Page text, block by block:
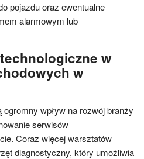
pojazdu oraz ewentualne
alarmowym lub
w
w
wpływ na rozwój branży
serwisów
Coraz więcej warsztatów
diagnostyczny, który umożliwia